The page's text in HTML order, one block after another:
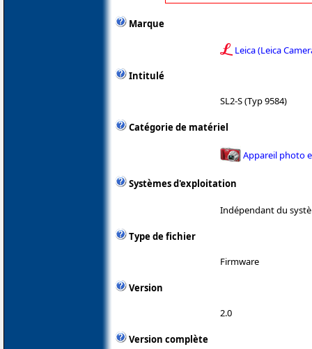
Marque
Leica (Leica
Intitulé
SL2-S (Typ 9584)
Catégorie de matériel
Appareil photo
Systèmes d'exploitation
Indépendant du
Type de fichier
Firmware
Version
2.0
Version complète